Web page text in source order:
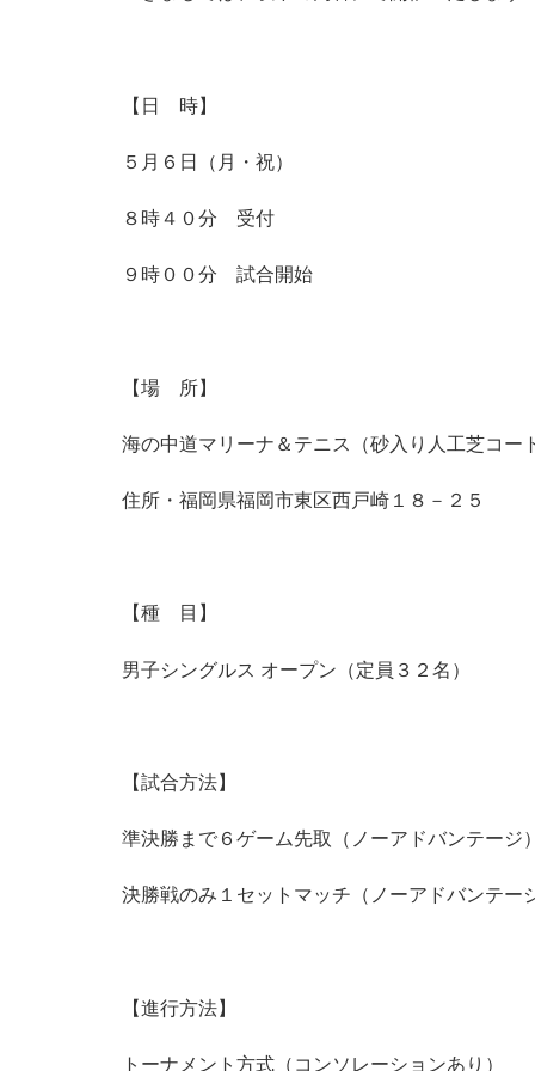
【日 時】
５月６日（月・祝）
８時４０分 受付
９時００分 試合開始
【場 所】
海の中道マリーナ＆テニス（砂入り人工芝コー
住所・福岡県福岡市東区西戸崎１８－２５
【種 目】
男子シングルス オープン（定員３２名）
【試合方法】
準決勝まで６ゲーム先取（ノーアドバンテージ
決勝戦のみ１セットマッチ（ノーアドバンテー
【進行方法】
トーナメント方式（コンソレーションあり）